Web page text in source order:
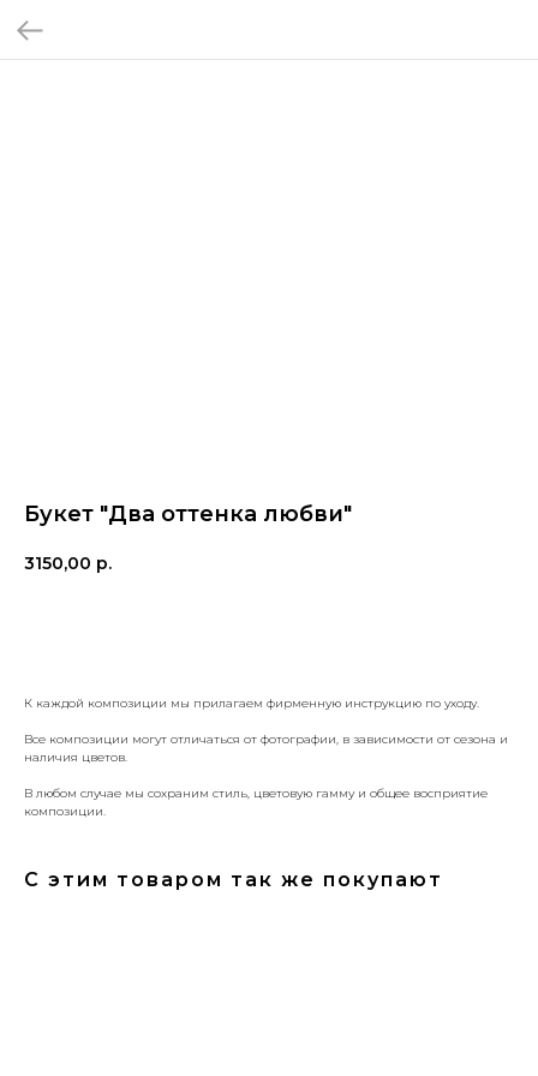
Букет "Два оттенка любви"
3150,00 р.
К каждой композиции мы прилагаем фирменную инструкцию по уходу.
Все композиции могут отличаться от фотографии, в зависимости от сезона и
наличия цветов.
В любом случае мы сохраним стиль, цветовую гамму и общее восприятие
композиции.
С этим товаром так же покупают